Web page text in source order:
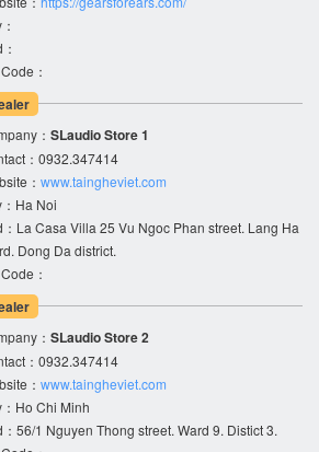
：
： SLaudio Store 1
：0932.347414
： www.taingheviet.com
Ha Noi
La Casa Villa 25 Vu Ngoc Phan street. Lang Ha
Dong Da district.
：
： SLaudio Store 2
：0932.347414
： www.taingheviet.com
Ho Chi Minh
56/1 Nguyen Thong street. Ward 9. Distict 3.